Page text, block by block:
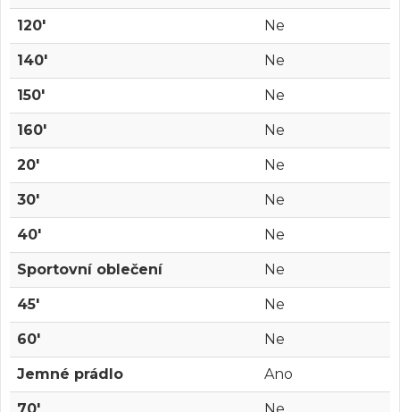
120' Ne
140' Ne
150' Ne
160' Ne
20' Ne
30' Ne
40' Ne
Sportovní oblečení Ne
45' Ne
60' Ne
Jemné prádlo Ano